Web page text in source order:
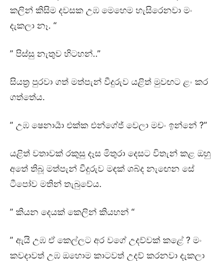
කලින් කිසිම දවසක උඹ මෙහෙම හැසිරෙනවා මං
දැකලා නෑ. “
” පිස්සු නැතුව හිටහන්..”
සියත්‍ර පුරවා ගත් මත්පැන් වීදුරුව යළිත් මුවඟට ළං කර
ගත්තේය.
” උඹ ෂෙනාර්‍යා එක්ක එන්ගේජ් වෙලා මචං ඉන්නේ ?”
යළිත් වතාවක් රකුසු දෑස මිතුරා දෙසට විතැන් කළ ඔහු
අතේ තිබූ මත්පැන් වීදුරුව මඳක් ශබ්ද නැඟෙන සේ
ටීපෝව මතින් තැබුවේය.
” කියන දෙයක් කෙලින් කියහන් “
” ඇයි උඹ ඒ කෙල්ලට අර වගේ උදව්වක් කළේ ? මං
කවදාවත් උඹ ඔහොම කාටවත් උදව් කරනවා දැකලා